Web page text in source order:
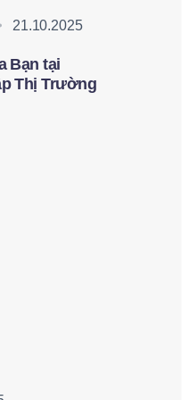
21.10.2025
Bạn tại
Thị Trường